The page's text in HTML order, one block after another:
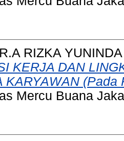
RIZKA YUNINDA
KERJA DAN
KARYAWAN
Mercu Buana